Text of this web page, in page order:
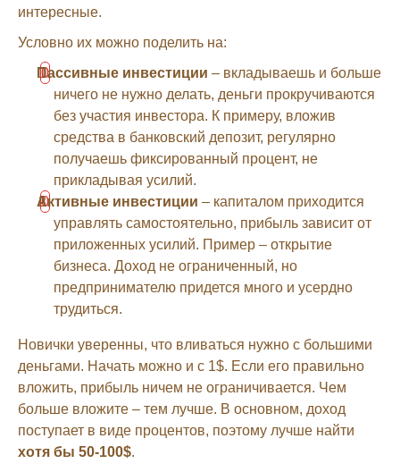
интересные.
Условно их можно поделить на:
Пассивные инвестиции – вкладываешь и больше
ничего не нужно делать, деньги прокручиваются
без участия инвестора. К примеру, вложив
средства в банковский депозит, регулярно
получаешь фиксированный процент, не
прикладывая усилий.
Активные инвестиции – капиталом приходится
управлять самостоятельно, прибыль зависит от
приложенных усилий. Пример – открытие
бизнеса. Доход не ограниченный, но
предпринимателю придется много и усердно
трудиться.
Новички уверенны, что вливаться нужно с большими
деньгами. Начать можно и с 1$. Если его правильно
вложить, прибыль ничем не ограничивается. Чем
больше вложите – тем лучше. В основном, доход
поступает в виде процентов, поэтому лучше найти
хотя бы 50-100$.